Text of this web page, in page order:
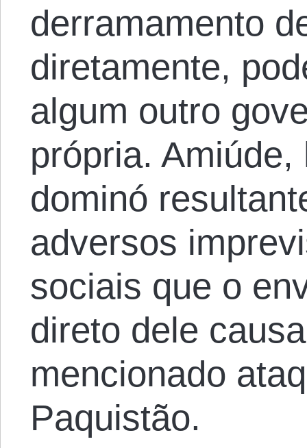
derramamento
diretamente,
algum outro
própria.
dominó
adversos
sociais que o
direto dele
mencionado
Paquistão.